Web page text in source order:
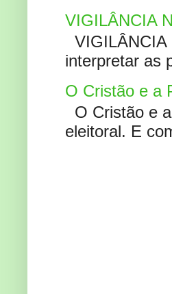
VIGILÂNCIA
VIGILÂNCIA
interpretar as
O Cristão e a
O Cristão e
eleitoral. E